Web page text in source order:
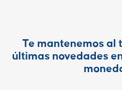
Te mantenemos al
últimas novedades